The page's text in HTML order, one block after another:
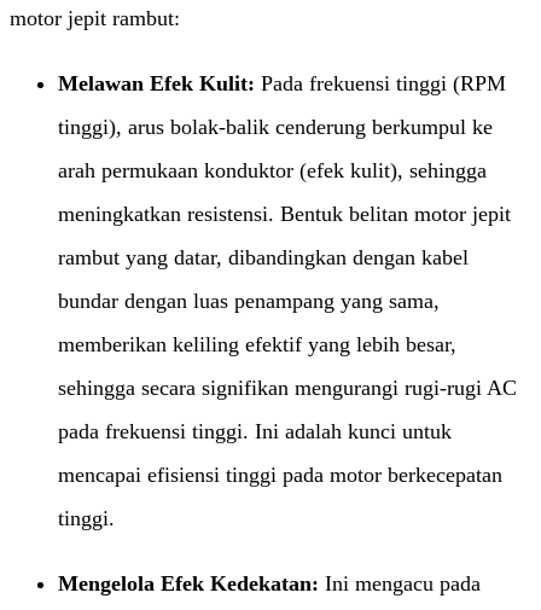
motor jepit rambut:
Melawan Efek Kulit:​ ​ Pada frekuensi tinggi (RPM
tinggi), arus bolak-balik cenderung berkumpul ke
arah permukaan konduktor (efek kulit), sehingga
meningkatkan resistensi. Bentuk belitan motor jepit
rambut yang datar, dibandingkan dengan kabel
bundar dengan luas penampang yang sama,
memberikan keliling efektif yang lebih besar,
sehingga secara signifikan mengurangi rugi-rugi AC
pada frekuensi tinggi. Ini adalah kunci untuk
mencapai efisiensi tinggi pada motor berkecepatan
tinggi.
Mengelola Efek Kedekatan:​ ​ Ini mengacu pada